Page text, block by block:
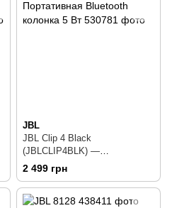
JBL
JBL Clip 4 Black
(JBLCLIP4BLK) —
Портативная Bluetooth
колонка 5 Вт
2 499 грн